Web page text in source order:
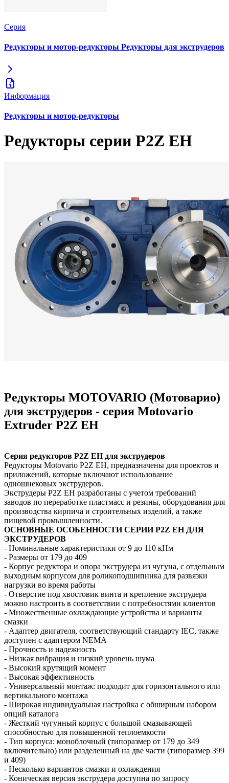
Серия
Редукторы и мотор-редукторы Редукторы для экструдеров
Информация
Редукторы и мотор-редукторы
Редукторы серии P2Z EH
Редукторы MOTOVARIO (Мотоварио)
для экструдеров - серия Motovario
Extruder P2Z EH
Серия редукторов P2Z EH для экструдеров
Редукторы Motovario P2Z EH, предназначены для проектов и
приложений, которые включают использование
одношнековых экструдеров.
Экструдеры P2Z EH разработаны с учетом требований
заводов по переработке пластмасс и резины, оборудования для
производства кирпича и строительных изделий, а также
пищевой промышленности.
ОСНОВНЫЕ ОСОБЕННОСТИ СЕРИИ P2Z EH ДЛЯ
ЭКСТРУДЕРОВ
- Номинальные характеристики от 9 до 110 кНм
- Размеры от 179 до 409
- Корпус редуктора и опора экструдера из чугуна, с отдельным
выходным корпусом для роликоподшипника для развязки
нагрузки во время работы
- Отверстие под хвостовик винта и крепление экструдера
можно настроить в соответствии с потребностями клиентов
- Множественные охлаждающие устройства и варианты
смазки
- Адаптер двигателя, соответствующий стандарту IEC, также
доступен с адаптером NEMA
- Прочность и надежность
- Низкая вибрация и низкий уровень шума
- Высокий крутящий момент
- Высокая эффективность
- Универсальный монтаж: подходит для горизонтального или
вертикального монтажа
- Широкая индивидуальная настройка с обширным набором
опций каталога
- Жесткий чугунный корпус с большой смазывающей
способностью для повышенной теплоемкости
- Тип корпуса: моноблочный (типоразмер от 179 до 349
включительно) или разделенный на две части (типоразмер 399
и 409)
- Несколько вариантов смазки и охлаждения
- Коническая версия экструдера доступна по запросу